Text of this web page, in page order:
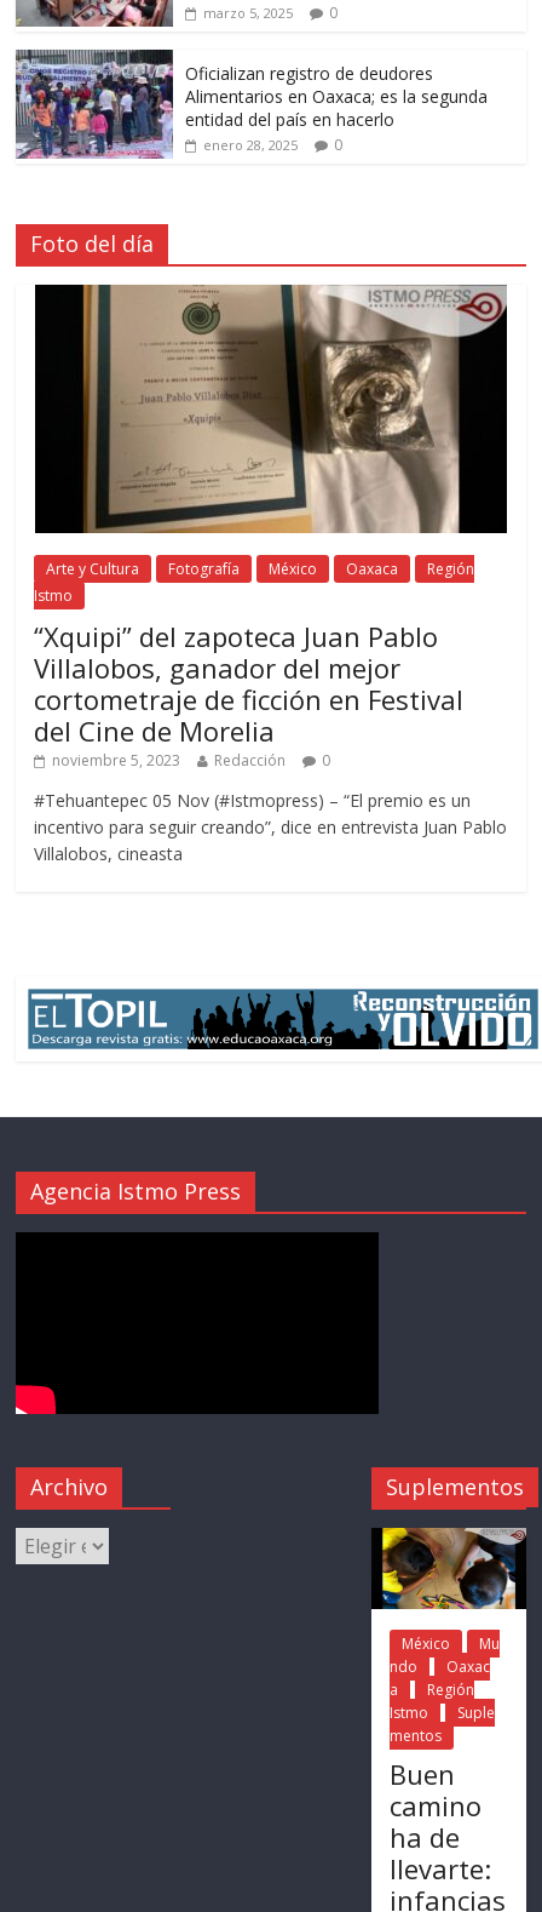
marzo 5, 2025 0
Oficializan registro de deudores
Alimentarios en Oaxaca; es la segunda
entidad del país en hacerlo
enero 28, 2025 0
Foto del día
Arte y Cultura Fotografía México Oaxaca
Región
Istmo
“Xquipi” del zapoteca Juan Pablo
Villalobos, ganador del mejor
cortometraje de ficción en Festival
del Cine de Morelia
noviembre 5, 2023 Redacción 0
#Tehuantepec 05 Nov (#Istmopress) – “El premio es un
incentivo para seguir creando”, dice en entrevista Juan Pablo
Villalobos, cineasta
Agencia Istmo Press
Archivo Suplementos
México
Mu
ndo
Oaxac
a
Región
Istmo
Suple
mentos
Buen
camino
ha de
llevarte:
infancias